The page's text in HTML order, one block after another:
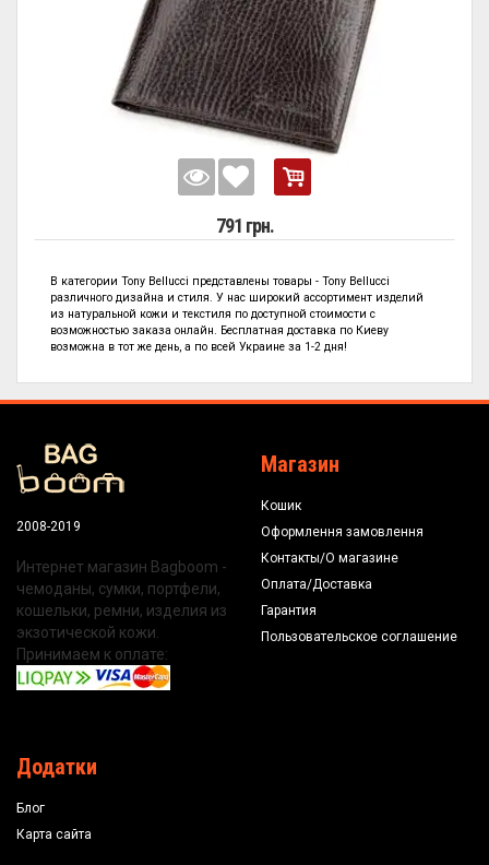
791 грн.
В категории Tony Bellucci представлены товары - Tony Bellucci
различного дизайна и стиля. У нас широкий ассортимент изделий
из натуральной кожи и текстиля по доступной стоимости с
возможностью заказа онлайн. Бесплатная доставка по Киеву
возможна в тот же день, а по всей Украине за 1-2 дня!
2008-2019
Интернет магазин Bagboom -
чемоданы, сумки, портфели,
кошельки, ремни, изделия из
экзотической кожи.
Принимаем к оплате:
Магазин
Кошик
Оформлення замовлення
Контакты/О магазине
Оплата/Доставка
Гарантия
Пользовательское соглашение
Додатки
Блог
Карта сайта